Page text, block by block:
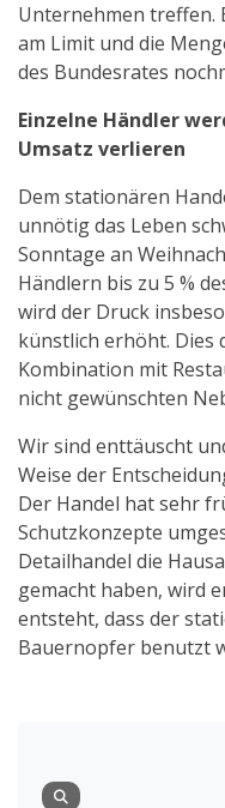
Unternehmen treffen.
am Limit und die
des Bundesrates
Einzelne Händler
Umsatz verlieren
Dem stationären
unnötig das Leben
Sonntage an
Händlern bis zu 5 %
wird der Druck
künstlich erhöht. Dies
Kombination mit
nicht gewünschten
Wir sind enttäuscht
Weise der
Der Handel hat sehr
Schutzkonzepte
Detailhandel die
gemacht haben, wird
entsteht, dass der
Bauernopfer benutzt